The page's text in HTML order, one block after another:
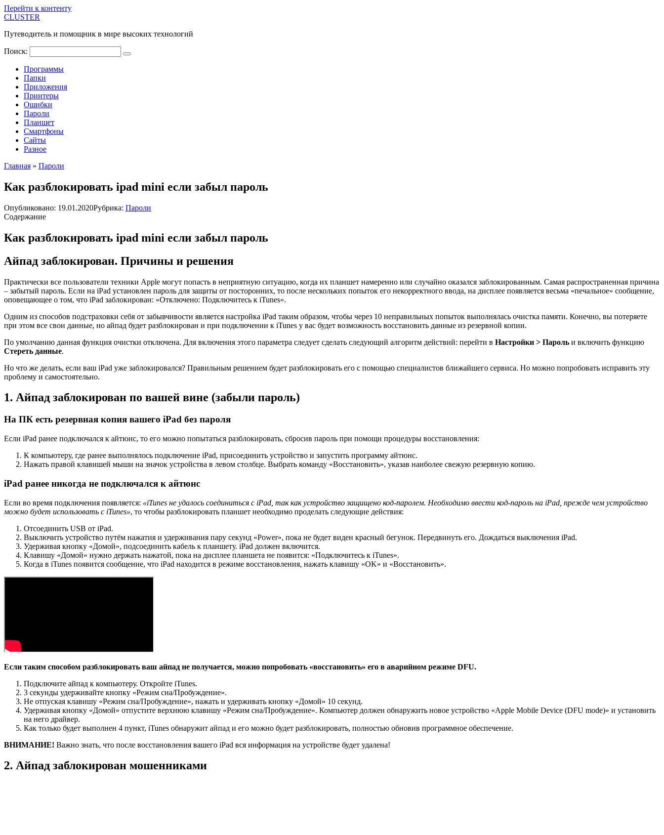
Перейти к контенту
CLUSTER
Путеводитель и помощник в мире высоких технологий
Поиск:
Программы
Папки
Приложения
Принтеры
Ошибки
Пароли
Планшет
Смартфоны
Сайты
Разное
Главная » Пароли
Как разблокировать ipad mini если забыл пароль
Опубликовано: 19.01.2020Рубрика: Пароли
Содержание
Как разблокировать ipad mini если забыл пароль
Айпад заблокирован. Причины и решения
Практически все пользователи техники Apple могут попасть в неприятную ситуацию, когда их планшет намеренно или случайно оказался заблокированным. Самая распространенная причина
– забытый пароль. Если на iPad установлен пароль для защиты от посторонних, то после нескольких попыток его некорректного ввода, на дисплее появляется весьма «печальное» сообщение,
оповещающее о том, что iPad заблокирован: «Отключено: Подключитесь к iTunes».
Одним из способов подстраховки себя от забывчивости является настройка iPad таким образом, чтобы через 10 неправильных попыток выполнялась очистка памяти. Конечно, вы потеряете
при этом все свои данные, но айпад будет разблокирован и при подключении к iTunes у вас будет возможность восстановить данные из резервной копии.
По умолчанию данная функция очистки отключена. Для включения этого параметра следует сделать следующий алгоритм действий: перейти в Настройки > Пароль и включить функцию
Стереть данные.
Но что же делать, если ваш iPad уже заблокировался? Правильным решением будет разблокировать его с помощью специалистов ближайшего сервиса. Но можно попробовать исправить эту
проблему и самостоятельно.
1. Айпад заблокирован по вашей вине (забыли пароль)
На ПК есть резервная копия вашего iPad без пароля
Если iPad ранее подключался к айтюнс, то его можно попытаться разблокировать, сбросив пароль при помощи процедуры восстановления:
К компьютеру, где ранее выполнялось подключение iPad, присоединить устройство и запустить программу айтюнс.
Нажать правой клавишей мыши на значок устройства в левом столбце. Выбрать команду «Восстановить», указав наиболее свежую резервную копию.
iPad ранее никогда не подключался к айтюнс
Если во время подключения появляется: «iTunes не удалось соединиться c iPad, так как устройство защищено код-паролем. Необходимо ввести код-пароль на iPad, прежде чем устройство
можно будет использовать с iTunes», то чтобы разблокировать планшет необходимо проделать следующие действия:
Отсоединить USB от iPad.
Выключить устройство путём нажатия и удерживания пару секунд «Power», пока не будет виден красный бегунок. Передвинуть его. Дождаться выключения iPad.
Удерживая кнопку «Домой», подсоединить кабель к планшету. iPad должен включится.
Клавишу «Домой» нужно держать нажатой, пока на дисплее планшета не появится: «Подключитесь к iTunes».
Когда в iTunes появится сообщение, что iPad находится в режиме восстановления, нажать клавишу «OK» и «Восстановить».
Если таким способом разблокировать ваш айпад не получается, можно попробовать «восстановить» его в аварийном режиме DFU.
Подключите айпад к компьютеру. Откройте iTunes.
3 секунды удерживайте кнопку «Режим сна/Пробуждение».
Не отпуская клавишу «Режим сна/Пробуждение», нажать и удерживать кнопку «Домой» 10 секунд.
Удерживая кнопку «Домой» отпустите верхнюю клавишу «Режим сна/Пробуждение». Компьютер должен обнаружить новое устройство «Apple Mobile Device (DFU mode)» и установить
на него драйвер.
Как только будет выполнен 4 пункт, iTunes обнаружит айпад и его можно будет разблокировать, полностью обновив программное обеспечение.
ВНИМАНИЕ! Важно знать, что после восстановления вашего iPad вся информация на устройстве будет удалена!
2. Айпад заблокирован мошенниками